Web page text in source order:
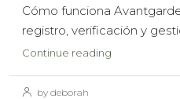
Cómo funciona
registro, verificación y
Continue reading
by deborah